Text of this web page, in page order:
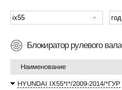
Блокиратор рулевого вала
Наименование
HYUNDAI IX55*I*/2009-2014/*ГУР